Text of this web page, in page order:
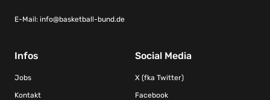
E-Mail: info@basketball-bund.de
Infos
Jobs
Kontakt
Social Media
X (fka Twitter)
Facebook